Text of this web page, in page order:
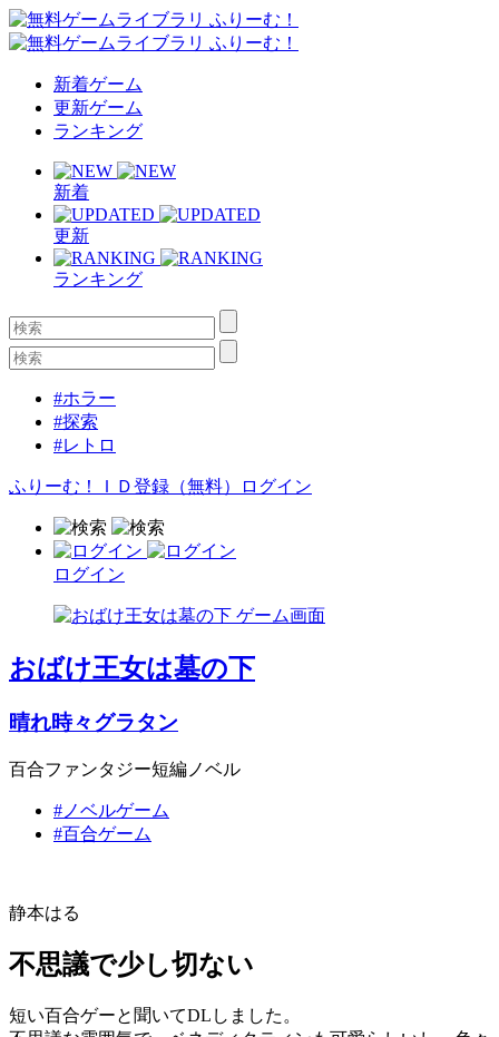
新着ゲーム
更新ゲーム
ランキング
新着
更新
ランキング
#ホラー
#探索
#レトロ
ふりーむ！ＩＤ登録（無料） ログイン
ログイン
おばけ王女は墓の下
晴れ時々グラタン
百合ファンタジー短編ノベル
#ノベルゲーム
#百合ゲーム
静本はる
不思議で少し切ない
短い百合ゲーと聞いてDLしました。